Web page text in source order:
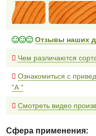
Отзывы наших
Чем различаются
Ознакомиться с
"А "
Смотреть видео
Сфера применения: